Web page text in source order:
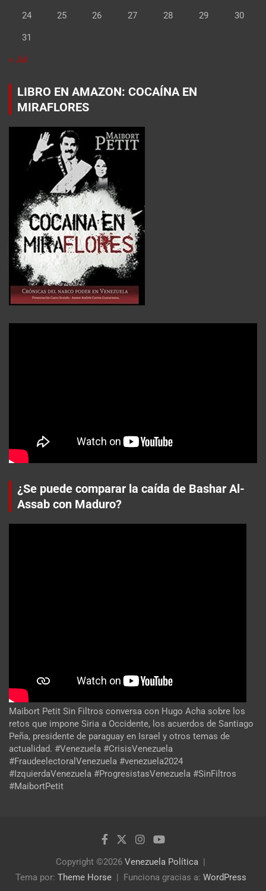
24 25 26 27 28 29 30
31
« Jul
LIBRO EN AMAZON: COCAÍNA EN
MIRAFLORES
¿Se puede comparar la caída de Bashar Al-
Assab con Maduro?
Maibort Petit Sin Filtros conversa con Hugo Acha sobre los
retos que impone Siria a Occidente, los acuerdos de Santiago
Peña, presidente de paraguay en Israel y otros temas de
actualidad. #Venezuela #CrisisVenezuela
#FraudeelectoralVenezuela #venezuela2024
#IzquierdaVenezuela #ProgresistasVenezuela #SinFiltros
#MaibortPetit
Copyright ©2026 Venezuela Política
Tema por: Theme Horse Funciona gracias a: WordPress